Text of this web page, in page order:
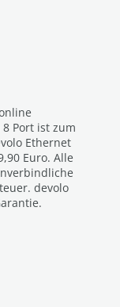
Port ist zum
Ethernet
Euro. Alle
devolo